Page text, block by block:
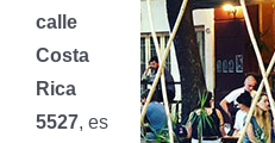
calle
Costa
Rica
5527, es